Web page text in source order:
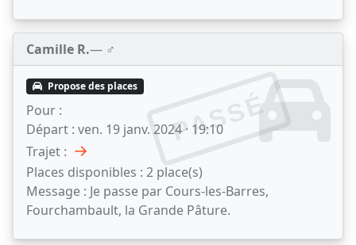
Camille R.— ♂️
PASSÉ
Propose des places
Pour :
Départ : ven. 19 janv. 2024 · 19:10
Trajet : →
Places disponibles : 2 place(s)
Message : Je passe par Cours-les-Barres,
Fourchambault, la Grande Pâture.